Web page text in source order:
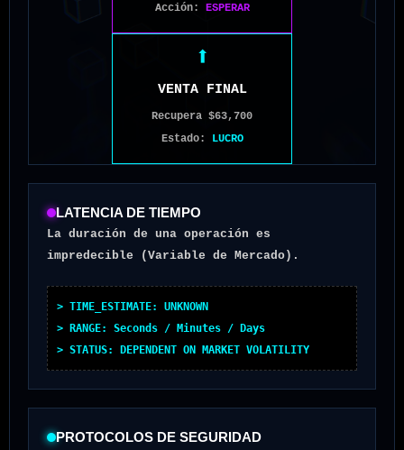
Acción: ESPERAR
⬆
VENTA FINAL
Recupera $63,700
Estado:
LUCRO
LATENCIA DE TIEMPO
La duración de una operación es
impredecible (Variable de Mercado).
> TIME_ESTIMATE: UNKNOWN
> RANGE: Seconds / Minutes / Days
> STATUS: DEPENDENT ON MARKET VOLATILITY
PROTOCOLOS DE SEGURIDAD